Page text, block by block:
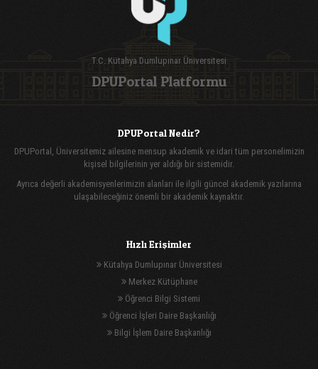
T.C. Kütahya Dumlupınar Üniversitesi
DPUPortal Platformu
DPUPortal Nedir?
DPUPortal, Üniversitemiz ailesine mensup akademik ve idari tüm personelimizin
kişisel bilgilerinin yer aldığı bir sistemidir.
Ayrıca değerli akademisyenlerimizin alanları ile ilgili güncel akademik yazılarına
ulaşabileceğiniz önemli bir akademik kaynaktır.
Hızlı Erişimler
Kütahya Dumlupınar Üniversitesi
Merkez Kütüphane
Öğrenci Bilgi Sistemi
Öğrenci İşleri Daire Başkanlığı
Bilgi İşlem Daire Başkanlığı